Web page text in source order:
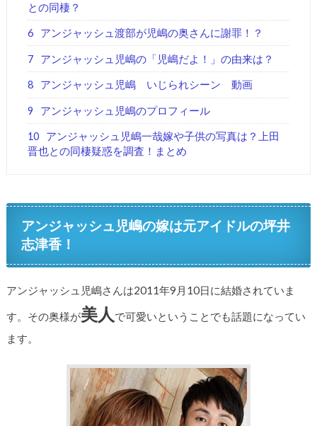
との同棲？
6 アンジャッシュ渡部が児嶋の奥さんに謝罪！？
7 アンジャッシュ児嶋の「児嶋だよ！」の由来は？
8 アンジャッシュ児嶋 いじられシーン 動画
9 アンジャッシュ児嶋のプロフィール
10
アンジャッシュ児嶋一哉嫁や子供の写真は？上田
晋也との同棲疑惑を調査！まとめ
アンジャッシュ児嶋の嫁は元アイドルの坪井
志津香！
アンジャッシュ児嶋さんは2011年9月10日に結婚されていま
す。その奥様が美人 で可愛いということでも話題になってい
ます。